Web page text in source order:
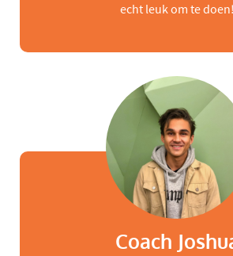
echt leuk om te doen!
Coach